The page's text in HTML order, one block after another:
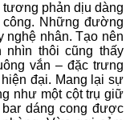
phản dịu dàng
Những đường
nghệ nhân. Tạo nên
nhìn thôi cũng thấy
vắn – đặc trưng
đại. Mang lại sự
như một cột trụ giữ
dáng cong được